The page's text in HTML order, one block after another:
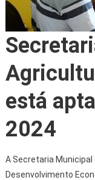
está
2024
A Secretaria
Desenvolvimento